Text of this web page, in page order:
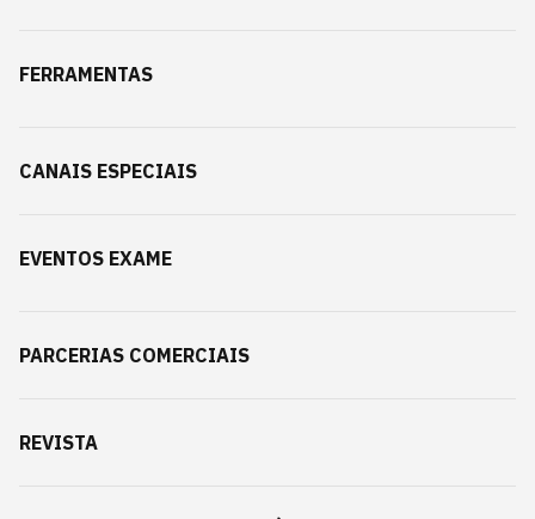
FERRAMENTAS
CANAIS ESPECIAIS
EVENTOS EXAME
PARCERIAS COMERCIAIS
REVISTA